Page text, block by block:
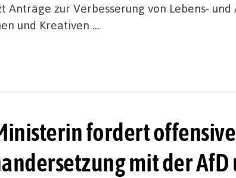
Anträge zur Verbesserung von Lebens-
und Kreativen …
fordert offensive
mit der AfD